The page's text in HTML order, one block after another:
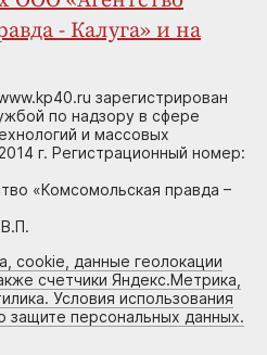
- Калуга» и на
зарегистрирован
по надзору в сфере
и массовых
г. Регистрационный номер:
«Комсомольская правда –
cookie, данные геолокации
счетчики Яндекс.Метрика,
Условия использования
защите персональных данных.